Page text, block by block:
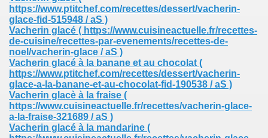
https://www.ptitchef.com/recettes/dessert/vacherin-
glace-fid-515948 / aS )
Vacherin glacé ( https://www.cuisineactuelle.fr/recettes-
de-cuisine/recettes-par-evenements/recettes-de-
noel/vacherin-glace / aS )
Vacherin glacé à la banane et au chocolat (
https://www.ptitchef.com/recettes/dessert/vacherin-
glace-a-la-banane-et-au-chocolat-fid-190538 / aS )
Vacherin glacè à la fraise (
https://www.cuisineactuelle.fr/recettes/vacherin-glace-
a-la-fraise-321689 / aS )
Vacherin glacé à la mandarine (